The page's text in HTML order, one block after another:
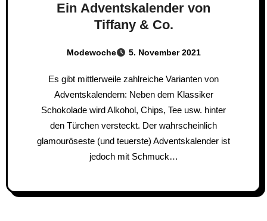
Ein Adventskalender von
Tiffany & Co.
Modewoche 5. November 2021
Es gibt mittlerweile zahlreiche Varianten von
Adventskalendern: Neben dem Klassiker
Schokolade wird Alkohol, Chips, Tee usw. hinter
den Türchen versteckt. Der wahrscheinlich
glamouröseste (und teuerste) Adventskalender ist
jedoch mit Schmuck…